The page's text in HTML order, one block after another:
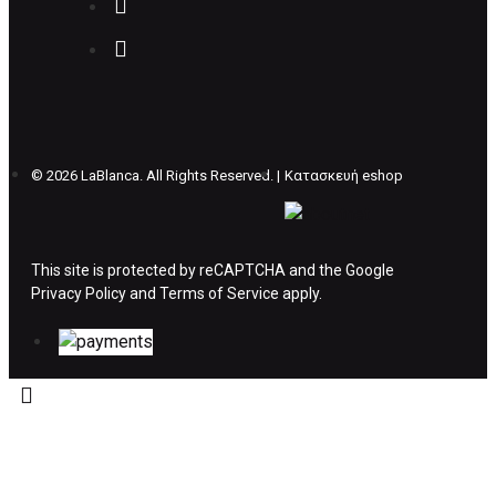
δέμα σας, αποστέλλεται η αλλαγή σας με
ΔΙΚΑΙΩΜΑ ΥΠΑΝΑΧΩΡΗΣΗΣ-ΕΠΙΣΤΡΟΦΗ
Η επιστροφή χρημάτων ακολουθείται στις
Το προϊόν θα πρέπει να βρίσκεται στην αρχική
© 2026 LaBlanca. All Rights Reserved. | Κατασκευή eshop
This site is protected by reCAPTCHA and the Google
Privacy Policyand Terms of Service apply.